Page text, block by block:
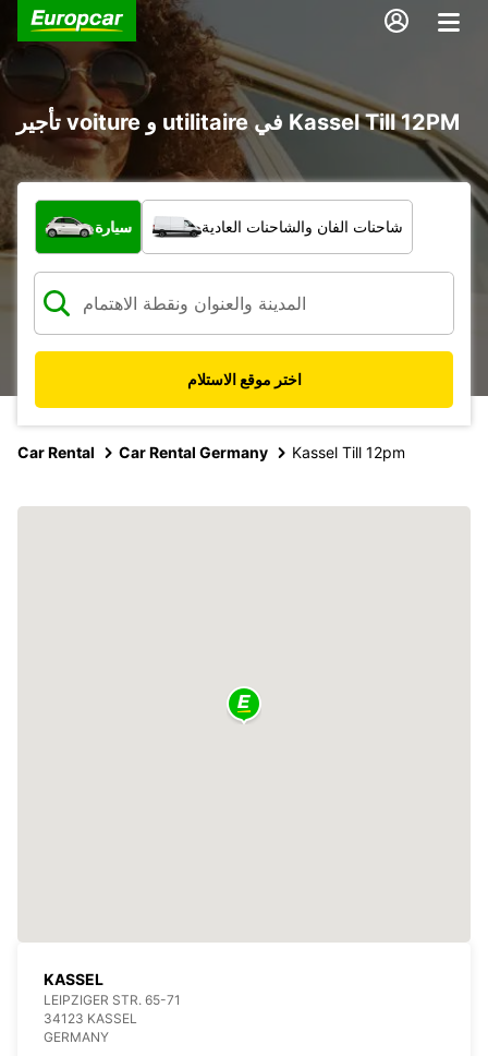
تأجير voiture و utilitaire في Kassel Till 12PM
ما نوع المركبة؟
سيارة شاحنات الفان والشاحنات العادية
اختر موقع الاستلام
Car Rental Car Rental Germany Kassel Till 12pm
KASSEL
LEIPZIGER STR. 65-71
34123 KASSEL
GERMANY